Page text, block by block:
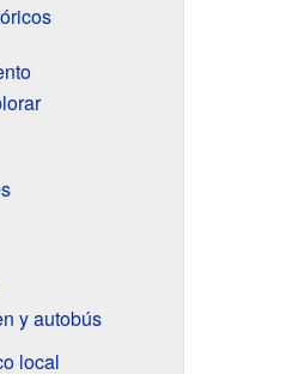
y autobús
local